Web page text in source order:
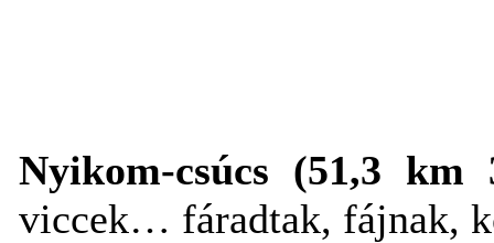
Nyikom-csúcs (51,3 km
viccek… fáradtak, fájnak,